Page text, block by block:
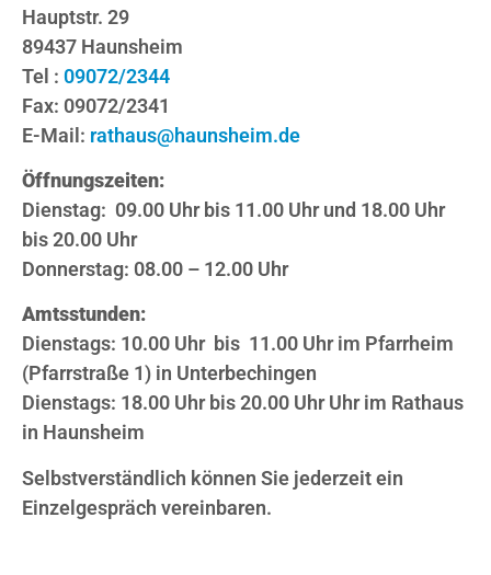
Hauptstr. 29
89437 Haunsheim
Tel : 09072/2344
Fax: 09072/2341
E-Mail: rathaus@haunsheim.de
Öffnungszeiten:
Dienstag: 09.00 Uhr bis 11.00 Uhr und 18.00 Uhr
bis 20.00 Uhr
Donnerstag: 08.00 – 12.00 Uhr
Amtsstunden:
Dienstags: 10.00 Uhr bis 11.00 Uhr im Pfarrheim
(Pfarrstraße 1) in Unterbechingen
Dienstags: 18.00 Uhr bis 20.00 Uhr Uhr im Rathaus
in Haunsheim
Selbstverständlich können Sie jederzeit ein
Einzelgespräch vereinbaren.